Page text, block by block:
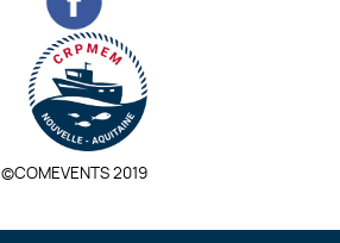
©COMEVENTS 2019